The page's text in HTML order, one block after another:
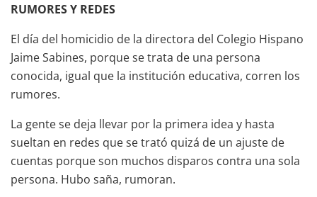
RUMORES Y REDES
El día del homicidio de la directora del Colegio Hispano
Jaime Sabines, porque se trata de una persona
conocida, igual que la institución educativa, corren los
rumores.
La gente se deja llevar por la primera idea y hasta
sueltan en redes que se trató quizá de un ajuste de
cuentas porque son muchos disparos contra una sola
persona. Hubo saña, rumoran.